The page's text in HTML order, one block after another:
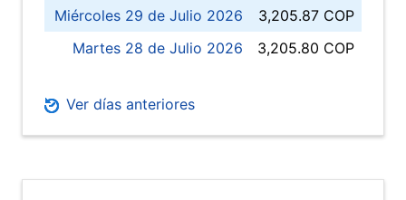
Miércoles 29 de Julio 2026
3,205.87 COP
Martes 28 de Julio 2026
3,205.80 COP
Ver días anteriores